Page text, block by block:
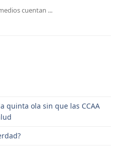
cuentan ...
quinta ola sin que las CCAA